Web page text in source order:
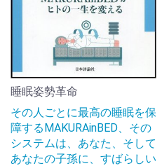
睡眠姿勢革命
その人ごとに最高の睡眠を保
障するMAKURAinBED、その
システムは、あなた、そして
あなたの子孫に、すばらしい